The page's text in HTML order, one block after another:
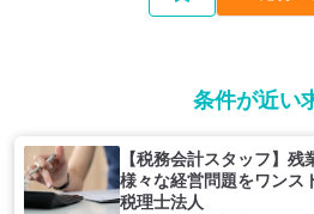
条件が近い
【税務会計スタッフ】
様々な経営問題をワンス
税理士法人